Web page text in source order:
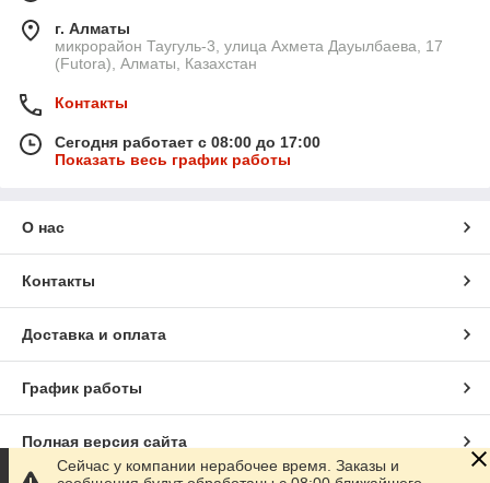
г. Алматы
микрорайон Таугуль-3, улица Ахмета Дауылбаева, 17
(Futora), Алматы, Казахстан
Контакты
Сегодня работает с 08:00 до 17:00
Показать весь график работы
О нас
Контакты
Доставка и оплата
График работы
Полная версия сайта
Сейчас у компании нерабочее время. Заказы и